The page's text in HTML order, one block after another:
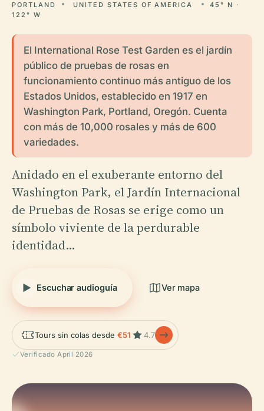
PORTLAND UNITED STATES OF AMERICA
45° N ·
122° W
El International Rose Test Garden es el jardín
público de pruebas de rosas en
funcionamiento continuo más antiguo de los
Estados Unidos, establecido en 1917 en
Washington Park, Portland, Oregón. Cuenta
con más de 10,000 rosales y más de 600
variedades.
Anidado en el exuberante entorno del
Washington Park, el Jardín Internacional
de Pruebas de Rosas se erige como un
símbolo viviente de la perdurable
identidad…
Escuchar audioguía Ver mapa
Tours sin colas desde €51 4.7
Verificado April 2026